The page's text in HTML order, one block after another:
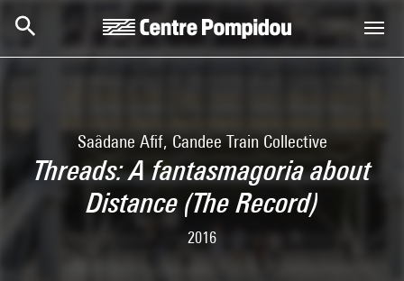
Saâdane Afif, Candee Train Collective
Threads: A fantasmagoria about
Distance (The Record)
2016